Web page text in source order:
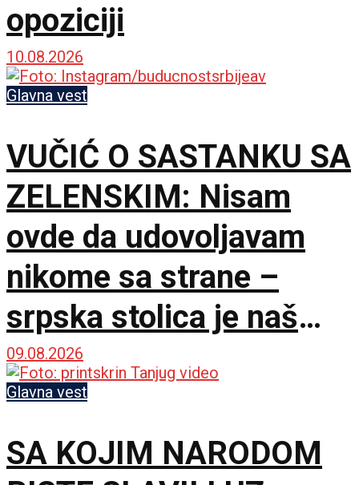
opoziciji
10.08.2026
Glavna vest
VUČIĆ O SASTANKU SA
ZELENSKIM: Nisam
ovde da udovoljavam
nikome sa strane –
srpska stolica je naš
jedini izbor
09.08.2026
Glavna vest
SA KOJIM NARODOM